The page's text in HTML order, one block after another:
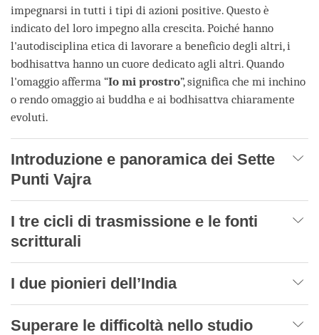
impegnarsi in tutti i tipi di azioni positive. Questo è
indicato del loro impegno alla crescita. Poiché hanno
l'autodisciplina etica di lavorare a beneficio degli altri, i
bodhisattva hanno un cuore dedicato agli altri. Quando
l'omaggio afferma “Io mi prostro”, significa che mi inchino
o rendo omaggio ai buddha e ai bodhisattva chiaramente
evoluti.
Introduzione e panoramica dei Sette
Punti Vajra
I tre cicli di trasmissione e le fonti
scritturali
I due pionieri dell’India
Superare le difficoltà nello studio